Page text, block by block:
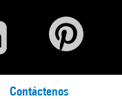
Contáctenos